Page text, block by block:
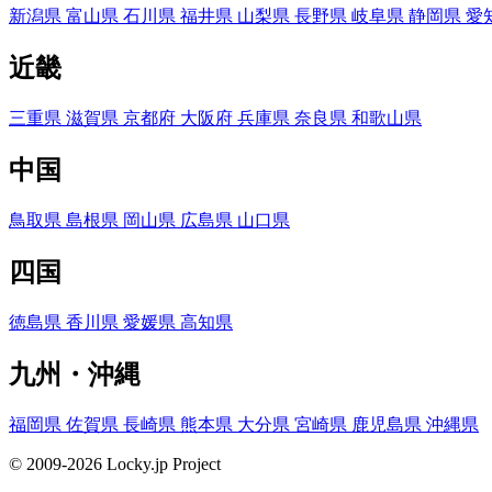
新潟県 富山県 石川県 福井県 山梨県 長野県 岐阜県 静岡県 愛
近畿
三重県 滋賀県 京都府 大阪府 兵庫県 奈良県 和歌山県
中国
鳥取県 島根県 岡山県 広島県 山口県
四国
徳島県 香川県 愛媛県 高知県
九州・沖縄
福岡県 佐賀県 長崎県 熊本県 大分県 宮崎県 鹿児島県 沖縄県
© 2009-2026 Locky.jp Project